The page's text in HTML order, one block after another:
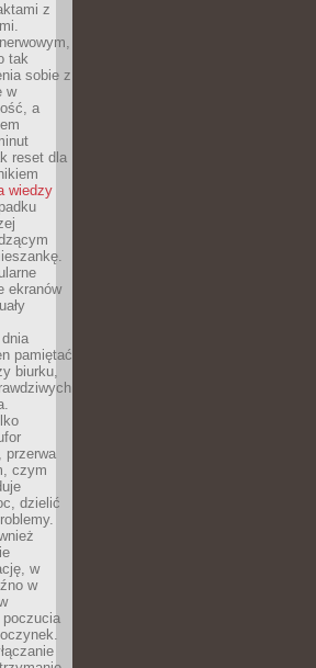
z
tak
sobie z
w
a
reset dla
wiedzy
ekranów
pamiętać
biurku,
przerwa
czym
dzielić
w
w
poczucia